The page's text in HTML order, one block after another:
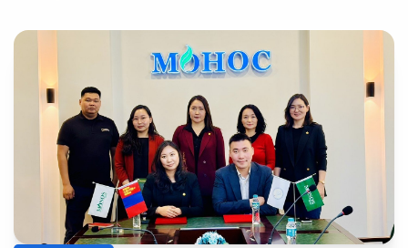
уулзалт амжилттай болж өндөрлөлөө. Уг арга
хэмжээнд салбар салбарын Хүрэлтогоот ЭШХ-
ийн шилдэг грантын эзэд оролцож, өөрсдийн
туршлага, судалгааны ажлаа хуваалцан, залуус
хоорондоо танилцаж, мэдлэг солилцсон үр өгөөжтэй
орой байлаа.